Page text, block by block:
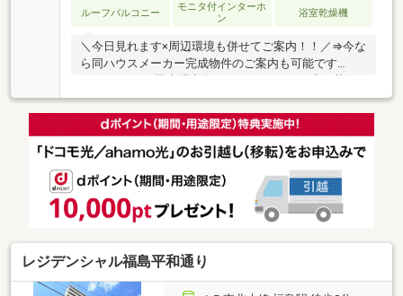
ルーフバルコニー
モニタ付インターホ
ン
浴室乾燥機
＼今日見れます×周辺環境も併せてご案内！！／⇒今な
ら同ハウスメーカー完成物件のご案内も可能です
要確認▼防犯カメラ×オートロックで安心の住まい
◎▼楽天球場徒歩7分⇒球場通いもラクラクな立地
♪▼11坪越えの広々ルーフバルコニー付！陽当たり抜
群☆彡■リノベーション内容（令和8年9月）〇キッチ
リング張替 〇ハウスクリーニング 他≪周辺環境
≫◆連坊小路小学校 徒歩12分◆東華中学校 徒歩3
分◆西友 徒歩4分◆ファミリーマート 徒歩5分 ◆
レジデンシャル福島平和通り